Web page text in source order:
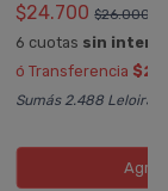
$24.700 $26.000
6 cuotas sin
ó Transferencia
Sumás 2.488 Leloir$